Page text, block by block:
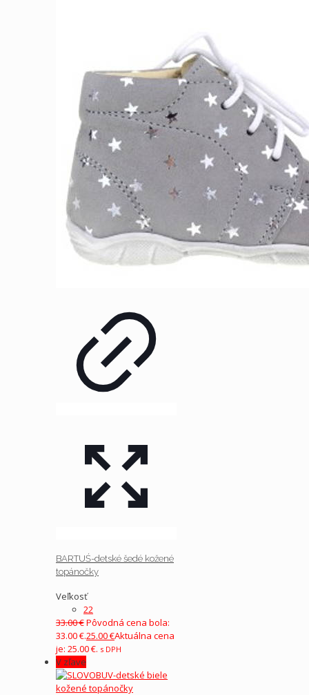
BARTUŚ-detské šedé kožené
topánočky
Veľkosť
22
33.00€Pôvodná cena bola:
33.00 €.25.00€Aktuálna cena
je: 25.00 €. s DPH
V zľave